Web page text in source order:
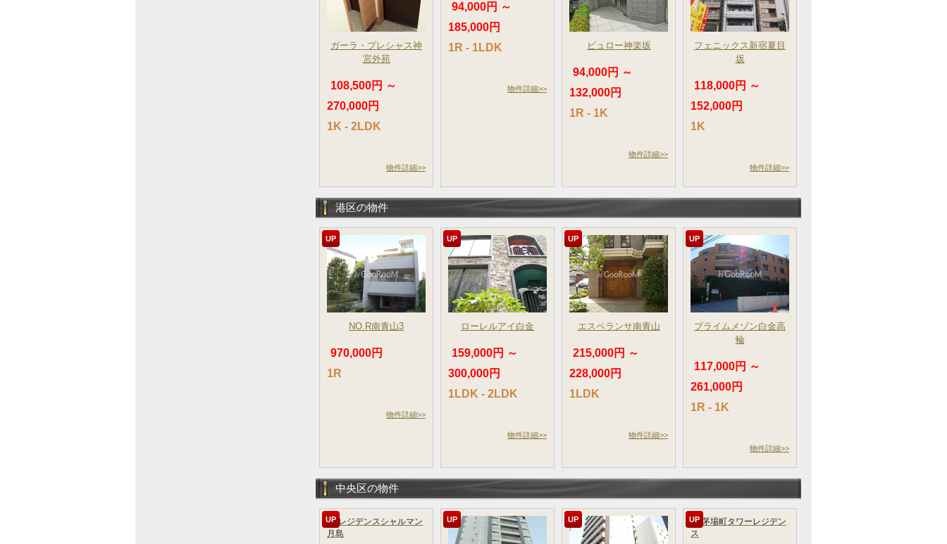
ガーラ・プレシャス神
宮外苑
108,500円 ～
270,000円
1K - 2LDK
物件詳細>>
94,000円 ～
185,000円
1R - 1LDK
物件詳細>>
ビュロー神楽坂
94,000円 ～
132,000円
1R - 1K
物件詳細>>
フェニックス新宿夏目
坂
118,000円 ～
152,000円
1K
物件詳細>>
港区の物件
UP
NO.R南青山3
970,000円
1R
物件詳細>>
UP
ローレルアイ白金
159,000円 ～
300,000円
1LDK - 2LDK
物件詳細>>
UP
エスペランサ南青山
215,000円 ～
228,000円
1LDK
物件詳細>>
UP
プライムメゾン白金高
輪
117,000円 ～
261,000円
1R - 1K
物件詳細>>
中央区の物件
UP UP UP UP